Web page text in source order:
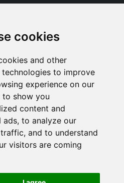
cookies
and other
to improve
experience on our
to show you
content and
ads, to analyze our
and to understand
visitors are coming
ORDERS
S
KOŠÍ
2025 - DI IT15015641002